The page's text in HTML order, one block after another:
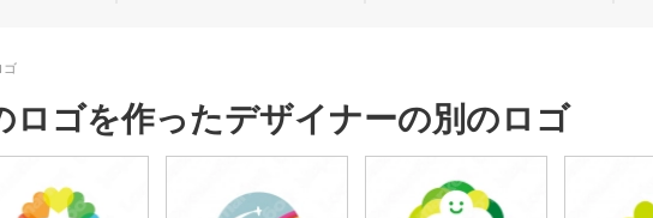
ゴ
ロゴを作ったデザイナーの別のロゴ